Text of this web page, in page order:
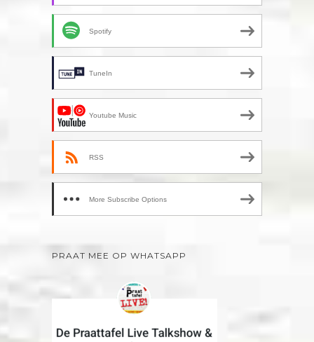
Spotify
TuneIn
Youtube Music
RSS
More Subscribe Options
PRAAT MEE OP WHATSAPP